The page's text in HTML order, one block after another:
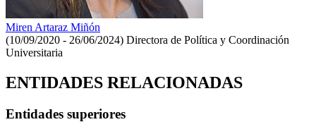
Miren Artaraz Miñón
(10/09/2020 - 26/06/2024) Directora de Política y Coordinación
Universitaria
ENTIDADES RELACIONADAS
Entidades superiores